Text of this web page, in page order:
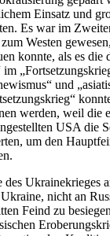
Einsatz und
Es war im
Westen
konnte, als es die
im
und
werden, weil die
USA die
um den
Ukrainekrieges
nicht an
Feind zu